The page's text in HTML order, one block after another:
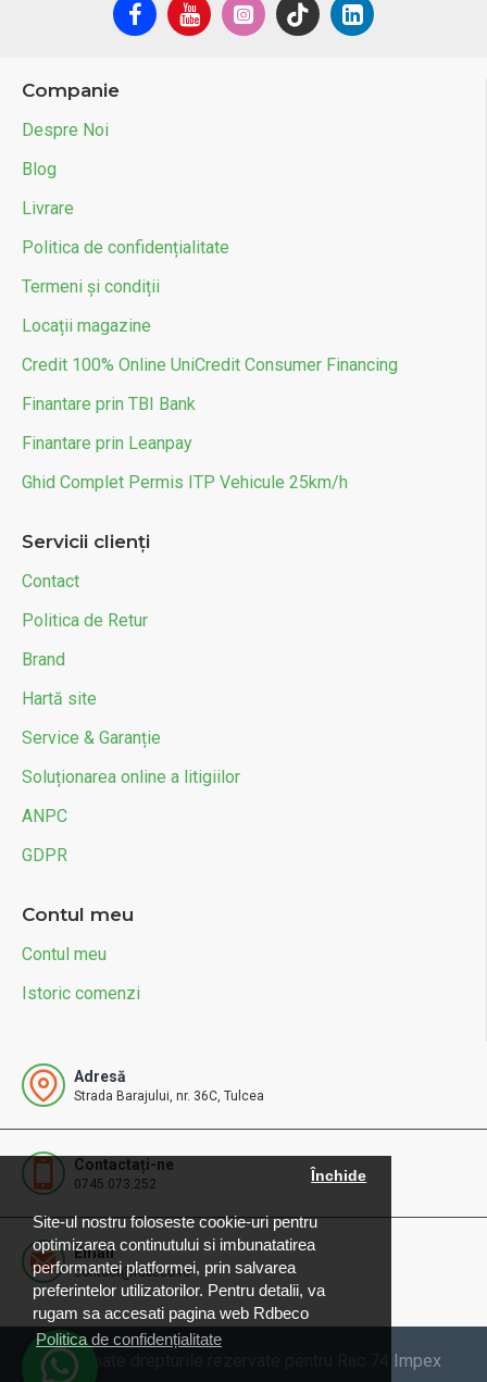
Site-ul nostru foloseste cookie-uri pentru
optimizarea continutului si imbunatatirea
performantei platformei, prin salvarea
preferintelor utilizatorilor. Pentru detalii, va
rugam sa accesati pagina web Rdbeco
Politica de confidențialitate
Închide
Companie
Despre Noi
Blog
Livrare
Politica de confidențialitate
Termeni și condiții
Locații magazine
Credit 100% Online UniCredit Consumer Financing
Finantare prin TBI Bank
Finantare prin Leanpay
Ghid Complet Permis ITP Vehicule 25km/h
Servicii clienți
Contact
Politica de Retur
Brand
Hartă site
Service & Garanție
Soluționarea online a litigiilor
ANPC
GDPR
Contul meu
Contul meu
Istoric comenzi
Adresă
Strada Barajului, nr. 36C, Tulcea
Contactați-ne
0745.073.252
Email
contact@rdbeco.ro
© 2025 Toate drepturile rezervate pentru Rac 74 Impex